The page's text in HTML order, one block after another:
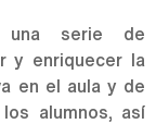
una serie de
y enriquecer la
en el aula y de
alumnos, así